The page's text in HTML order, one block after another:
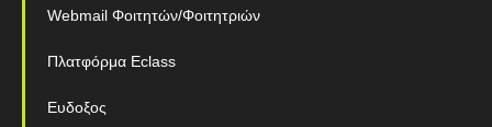
Webmail Φοιτητών/Φοιτητριών
Πλατφόρμα Eclass
Ευδοξος